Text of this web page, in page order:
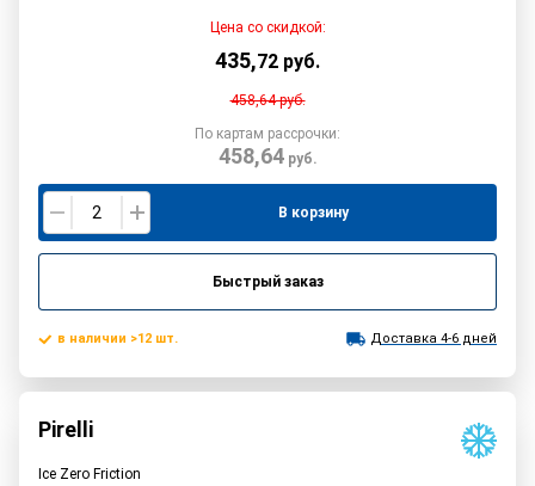
Цена со скидкой:
435,72 руб.
458,64руб.
По картам рассрочки:
458,64руб.
В корзину
Быстрый заказ
в наличии >12 шт. Доставка 4-6 дней
Pirelli
Ice Zero Friction